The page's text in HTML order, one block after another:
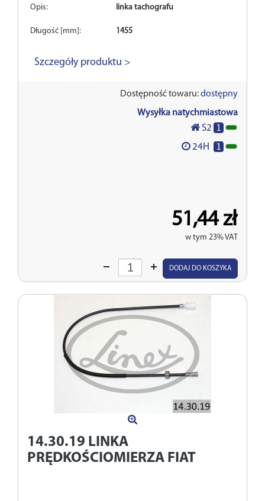
Opis: linka tachografu
Długość [mm]: 1455
Szczegóły produktu >
Dostępność towaru:dostępny
Wysyłka natychmiastowa
S2 1
24H 1
51,44 zł
w tym 23% VAT
Wprowadź
DODAJ DO KOSZYKA
14.30.19 LINKA
PRĘDKOŚCIOMIERZA FIAT